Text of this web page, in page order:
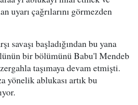
uyarı çağrılarını görmezden
savaşı başladığından bu yana
bir bölümünü Babu'l Mendeb
taşımaya devam etmişti.
yönelik ablukası artık bu